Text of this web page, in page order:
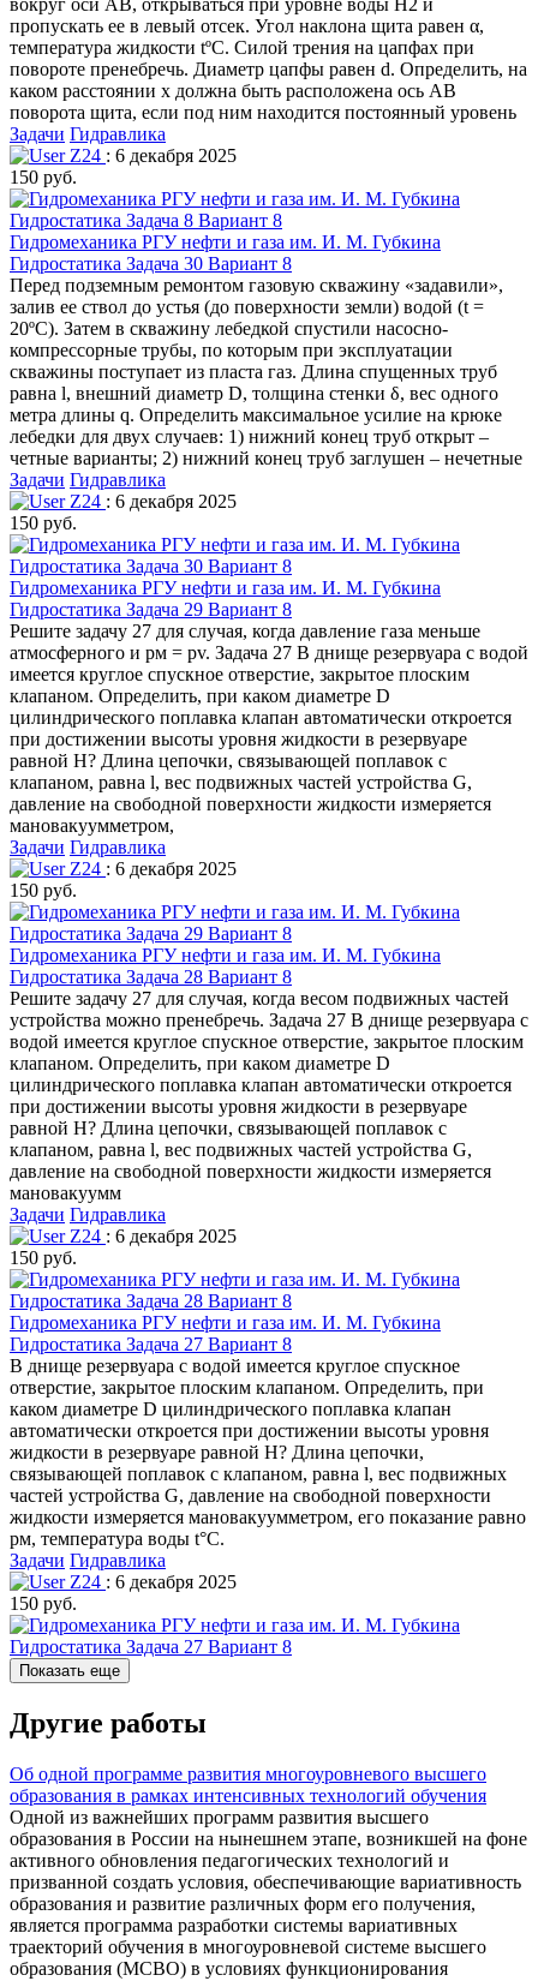
пропускать ее в левый отсек. Угол наклона щита равен α,
температура жидкости tºС. Силой трения на цапфах при
повороте пренебречь. Диаметр цапфы равен d. Определить, на
каком расстоянии х должна быть расположена ось АВ
поворота щита, если под ним находится постоянный уровень
Задачи Гидравлика
Z24 : 6 декабря 2025
150 руб.
Гидромеханика РГУ нефти и газа им. И. М. Губкина
Гидростатика Задача 30 Вариант 8
Перед подземным ремонтом газовую скважину «задавили»,
залив ее ствол до устья (до поверхности земли) водой (t =
20ºС). Затем в скважину лебедкой спустили насосно-
компрессорные трубы, по которым при эксплуатации
скважины поступает из пласта газ. Длина спущенных труб
равна l, внешний диаметр D, толщина стенки δ, вес одного
метра длины q. Определить максимальное усилие на крюке
лебедки для двух случаев: 1) нижний конец труб открыт –
четные варианты; 2) нижний конец труб заглушен – нечетные
Задачи Гидравлика
Z24 : 6 декабря 2025
150 руб.
Гидромеханика РГУ нефти и газа им. И. М. Губкина
Гидростатика Задача 29 Вариант 8
Решите задачу 27 для случая, когда давление газа меньше
атмосферного и рм = рv. Задача 27 В днище резервуара с водой
имеется круглое спускное отверстие, закрытое плоским
клапаном. Определить, при каком диаметре D
цилиндрического поплавка клапан автоматически откроется
при достижении высоты уровня жидкости в резервуаре
равной H? Длина цепочки, связывающей поплавок с
клапаном, равна l, вес подвижных частей устройства G,
давление на свободной поверхности жидкости измеряется
мановакуумметром,
Задачи Гидравлика
Z24 : 6 декабря 2025
150 руб.
Гидромеханика РГУ нефти и газа им. И. М. Губкина
Гидростатика Задача 28 Вариант 8
Решите задачу 27 для случая, когда весом подвижных частей
устройства можно пренебречь. Задача 27 В днище резервуара с
водой имеется круглое спускное отверстие, закрытое плоским
клапаном. Определить, при каком диаметре D
цилиндрического поплавка клапан автоматически откроется
при достижении высоты уровня жидкости в резервуаре
равной H? Длина цепочки, связывающей поплавок с
клапаном, равна l, вес подвижных частей устройства G,
давление на свободной поверхности жидкости измеряется
мановакуумм
Задачи Гидравлика
Z24 : 6 декабря 2025
150 руб.
Гидромеханика РГУ нефти и газа им. И. М. Губкина
Гидростатика Задача 27 Вариант 8
В днище резервуара с водой имеется круглое спускное
отверстие, закрытое плоским клапаном. Определить, при
каком диаметре D цилиндрического поплавка клапан
автоматически откроется при достижении высоты уровня
жидкости в резервуаре равной H? Длина цепочки,
связывающей поплавок с клапаном, равна l, вес подвижных
частей устройства G, давление на свободной поверхности
жидкости измеряется мановакуумметром, его показание равно
рм, температура воды t°C.
Задачи Гидравлика
Z24 : 6 декабря 2025
150 руб.
Показать еще
Другие работы
Об одной программе развития многоуровневого высшего
образования в рамках интенсивных технологий обучения
Одной из важнейших программ развития высшего
образования в России на нынешнем этапе, возникшей на фоне
активного обновления педагогических технологий и
призванной создать условия, обеспечивающие вариативность
образования и развитие различных форм его получения,
является программа разработки системы вариативных
траекторий обучения в многоуровневой системе высшего
образования (МСВО) в условиях функционирования